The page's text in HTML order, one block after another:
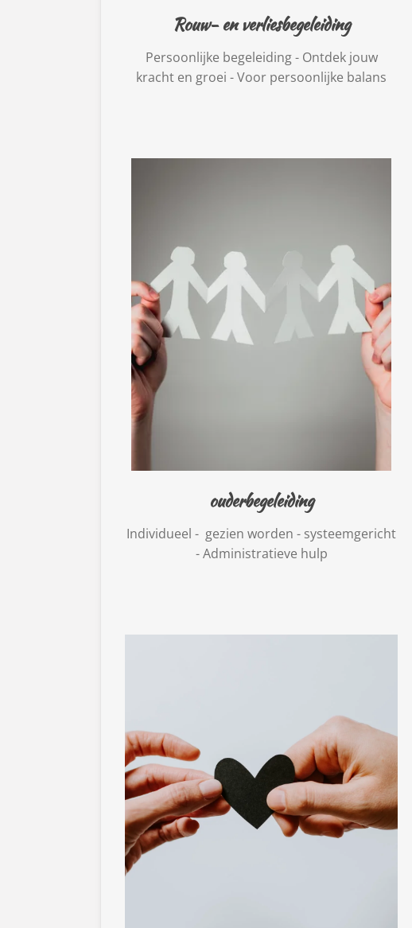
Rouw- en verliesbegeleiding
Persoonlijke begeleiding - Ontdek jouw
kracht en groei - Voor persoonlijke balans
ouderbegeleiding
Individueel - gezien worden - systeemgericht
- Administratieve hulp